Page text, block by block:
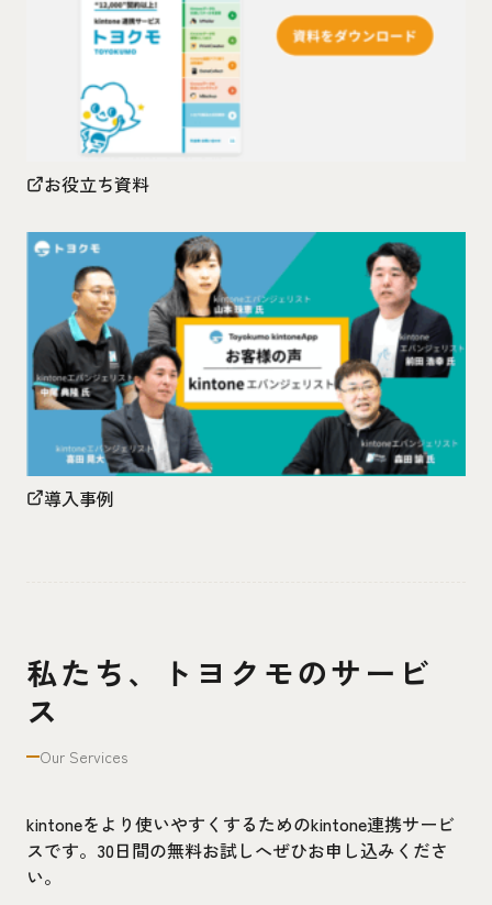
お役立ち資料
導入事例
私たち、トヨクモのサービ
ス
Our Services
kintoneをより使いやすくするためのkintone連携サービ
スです。30日間の無料お試しへぜひお申し込みくださ
い。